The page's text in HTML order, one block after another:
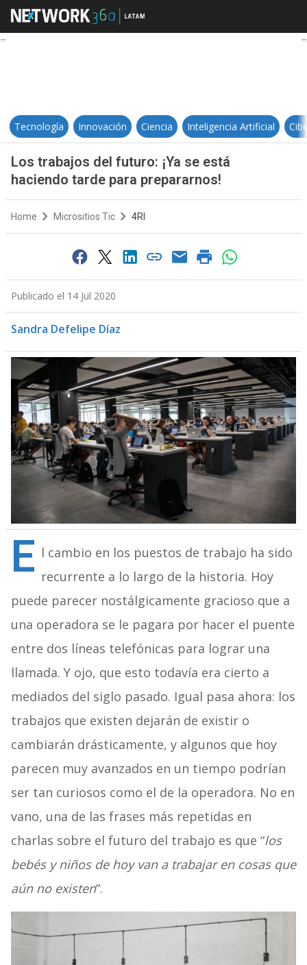
Los trabajos del futuro: ¡Ya se
Tecnología Innovación Ciencia Inteligencia Artificial
Los trabajos del futuro: ¡Ya se está
haciendo tarde para prepararnos!
Home Micrositios Tic 4RI
Publicado el 14 Jul 2020
Sandra Defelipe Díaz
E l cambio en los puestos de trabajo ha sido
recurrente a lo largo de la historia. Hoy
puede parecer nostálgicamente gracioso que a
una operadora se le pagara por hacer el puente
entre dos líneas telefónicas para lograr una
llamada. Y ojo, que esto todavía era cierto a
mediados del siglo pasado. Igual pasa ahora: los
trabajos que existen dejarán de existir o
cambiarán drásticamente, y algunos que hoy
parecen muy avanzados en un tiempo podrían
ser tan curiosos como el de la operadora. No en
vano, una de las frases más repetidas en
charlas sobre el futuro del trabajo es que “los
bebés y niños de hoy van a trabajar en cosas que
aún no existen“.